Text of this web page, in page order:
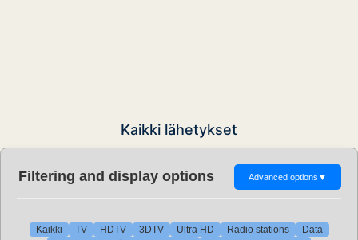
Kaikki lähetykset
Filtering and display options Advanced options ▼
Kaikki TV HDTV 3DTV Ultra HD Radio stations
Data